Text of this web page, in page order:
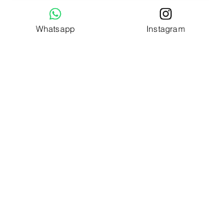
Whatsapp Instagram